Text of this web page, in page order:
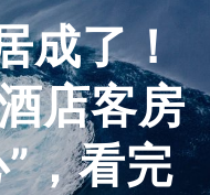
成了！
店客房
，看完